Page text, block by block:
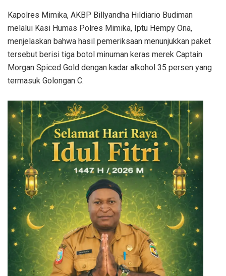
Kapolres Mimika, AKBP Billyandha Hildiario Budiman
melalui Kasi Humas Polres Mimika, Iptu Hempy Ona,
menjelaskan bahwa hasil pemeriksaan menunjukkan paket
tersebut berisi tiga botol minuman keras merek Captain
Morgan Spiced Gold dengan kadar alkohol 35 persen yang
termasuk Golongan C.